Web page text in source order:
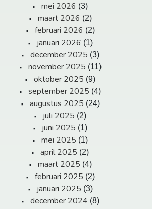
mei 2026 (3)
maart 2026 (2)
februari 2026 (2)
januari 2026 (1)
december 2025 (3)
november 2025 (11)
oktober 2025 (9)
september 2025 (4)
augustus 2025 (24)
juli 2025 (2)
juni 2025 (1)
mei 2025 (1)
april 2025 (2)
maart 2025 (4)
februari 2025 (2)
januari 2025 (3)
december 2024 (8)